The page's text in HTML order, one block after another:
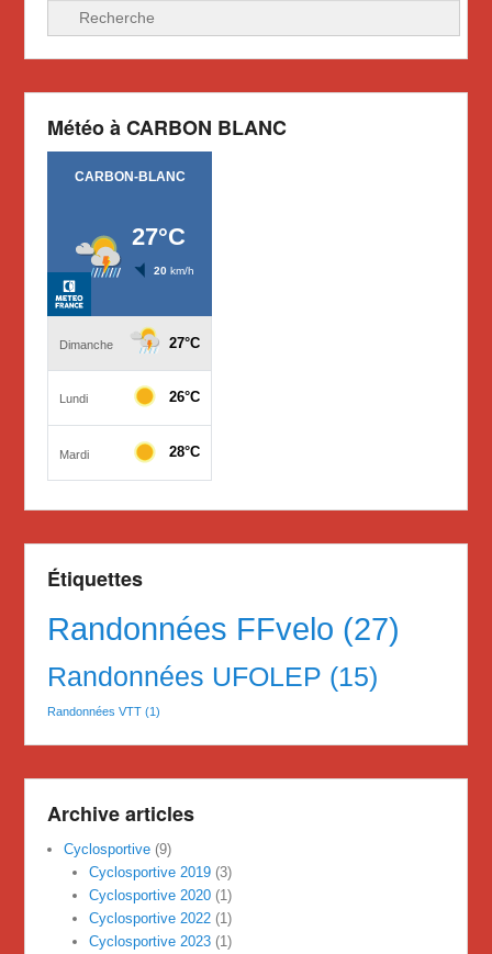
Recherche
Météo à CARBON BLANC
Étiquettes
Randonnées FFvelo (27)
Randonnées UFOLEP (15)
Randonnées VTT (1)
Archive articles
Cyclosportive (9)
Cyclosportive 2019(3)
Cyclosportive 2020(1)
Cyclosportive 2022(1)
Cyclosportive 2023(1)